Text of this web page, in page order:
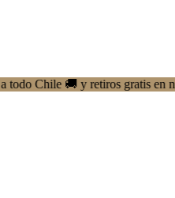
🚚 y retiros gratis en nuestro